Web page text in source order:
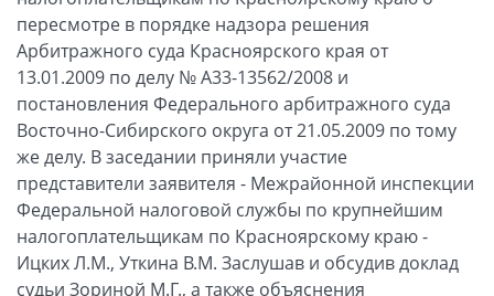
пересмотре в порядке надзора решения
Арбитражного суда Красноярского края от
13.01.2009 по делу № А33-13562/2008 и
постановления Федерального арбитражного суда
Восточно-Сибирского округа от 21.05.2009 по тому
же делу. В заседании приняли участие
представители заявителя - Межрайонной инспекции
Федеральной налоговой службы по крупнейшим
налогоплательщикам по Красноярскому краю -
Ицких Л.М., Уткина В.М. Заслушав и обсудив доклад
судьи Зориной М.Г., а также объяснения